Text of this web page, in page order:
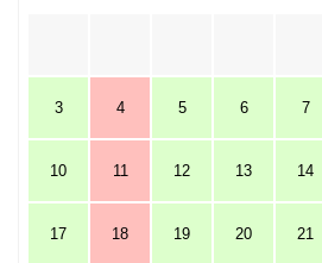
3 4 5 6 7
10 11 12 13 14
17 18 19 20 21